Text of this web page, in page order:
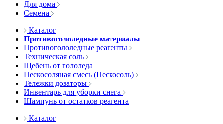
Для дома
Семена
Каталог
Противогололедные материалы
Противогололедные реагенты
Техническая соль
Щебень от гололеда
Пескосоляная смесь (Пескосоль)
Тележки дозаторы
Инвентарь для уборки снега
Шампунь от остатков реагента
Каталог